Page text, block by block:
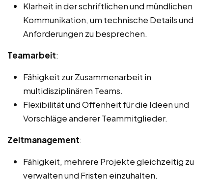
Klarheit in der schriftlichen und mündlichen
Kommunikation, um technische Details und
Anforderungen zu besprechen.
Teamarbeit:
Fähigkeit zur Zusammenarbeit in
multidisziplinären Teams.
Flexibilität und Offenheit für die Ideen und
Vorschläge anderer Teammitglieder.
Zeitmanagement:
Fähigkeit, mehrere Projekte gleichzeitig zu
verwalten und Fristen einzuhalten.